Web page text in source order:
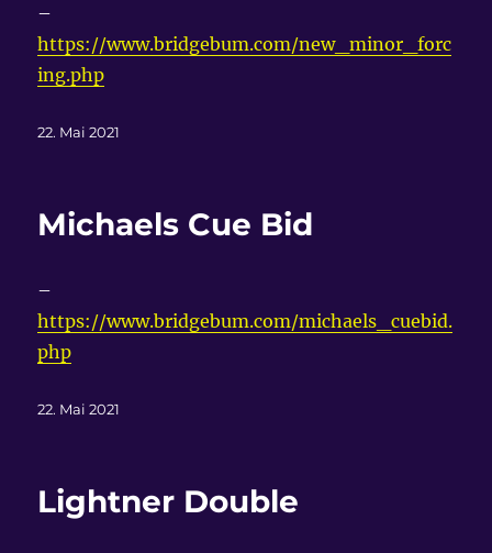
–
https://www.bridgebum.com/new_minor_forc
ing.php
Veröffentlicht
22. Mai 2021
Michaels Cue Bid
–
https://www.bridgebum.com/michaels_cuebid.
php
Veröffentlicht
22. Mai 2021
Lightner Double